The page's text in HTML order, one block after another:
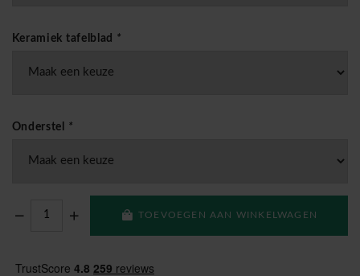
Keramiek tafelblad *
Onderstel *
TOEVOEGEN AAN WINKELWAGEN